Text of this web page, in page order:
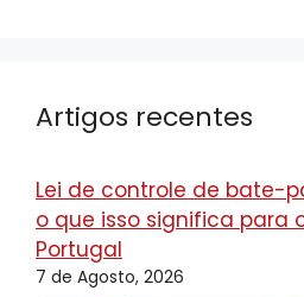
Artigos recentes
Lei de controle de bate-
o que isso significa para
Portugal
7 de Agosto, 2026